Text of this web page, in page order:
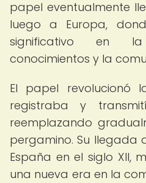
papel eventualmente
luego a Europa,
significativo en
conocimientos y la
El papel revolucionó
registraba y
reemplazando
pergamino. Su llegada
España en el siglo XII,
una nueva era en la